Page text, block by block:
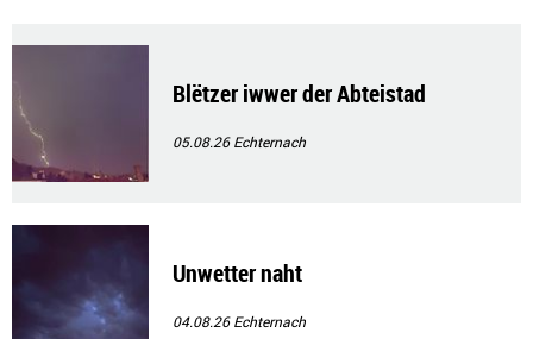
Blëtzer iwwer der Abteistad
05.08.26Echternach
Unwetter naht
04.08.26Echternach